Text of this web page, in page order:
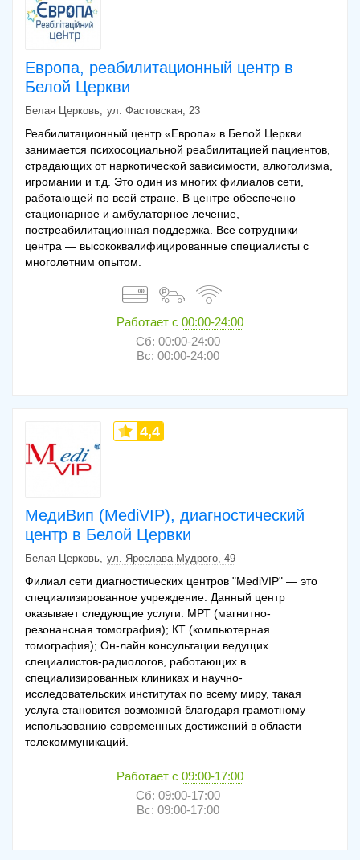
Европа, реабилитационный центр в
Белой Церкви
Белая Церковь ул. Фастовская, 23
Реабилитационный центр «Европа» в Белой Церкви
занимается психосоциальной реабилитацией пациентов,
страдающих от наркотической зависимости, алкоголизма,
игромании и т.д. Это один из многих филиалов сети,
работающей по всей стране. В центре обеспечено
стационарное и амбулаторное лечение,
постреабилитационная поддержка. Все сотрудники
центра — высококвалифицированные специалисты с
многолетним опытом.
Работает с 00:00-24:00
Сб: 00:00-24:00
Вс: 00:00-24:00
МедиВип (MediVIP), диагностический
центр в Белой Цервки
4,4
Белая Церковь ул. Ярослава Мудрого, 49
Филиал сети диагностических центров "MediVIP" — это
специализированное учреждение. Данный центр
оказывает следующие услуги: МРТ (магнитно-
резонансная томография); КТ (компьютерная
томография); Он-лайн консультации ведущих
специалистов-радиологов, работающих в
специализированных клиниках и научно-
исследовательских институтах по всему миру, такая
услуга становится возможной благодаря грамотному
использованию современных достижений в области
телекоммуникаций.
Работает с 09:00-17:00
Сб: 09:00-17:00
Вс: 09:00-17:00